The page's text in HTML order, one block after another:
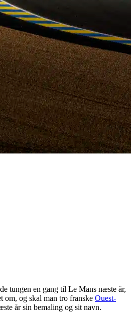
tungen en gang til Le Mans næste år,
og skal man tro franske Ouest-
år sin bemaling og sit navn.